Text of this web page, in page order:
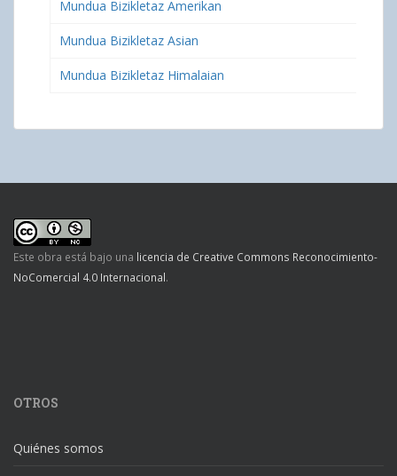
Mundua Bizikletaz Amerikan
Mundua Bizikletaz Asian
Mundua Bizikletaz Himalaian
Este obra está bajo una licencia de Creative Commons Reconocimiento-
NoComercial 4.0 Internacional.
OTROS
Quiénes somos